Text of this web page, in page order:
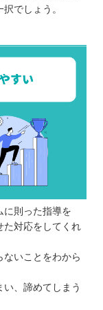
でしょう。
に則った指導を
た対応をしてくれ
ないことをわから
、諦めてしまう